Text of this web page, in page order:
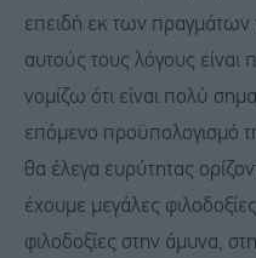
επειδή εκ των πραγμάτων
αυτούς τους λόγους είναι
νομίζω ότι είναι πολύ
επόμενο προϋπολογισμό
θα έλεγα ευρύτητας
έχουμε μεγάλες
φιλοδοξίες στην άμυνα,